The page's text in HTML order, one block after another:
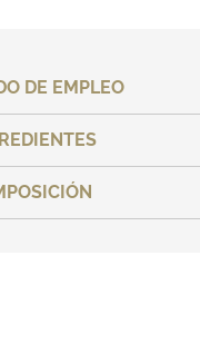
DE EMPLEO